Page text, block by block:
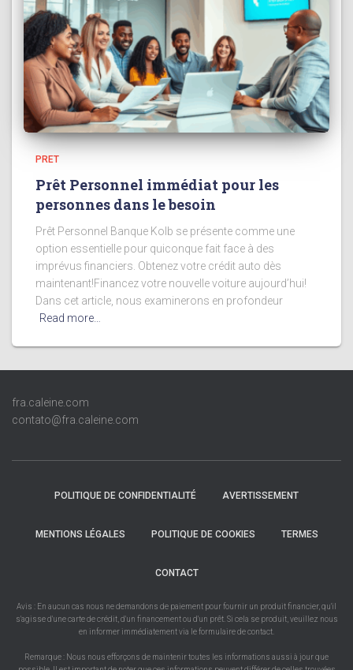
PRET
Prêt Personnel immédiat pour les
personnes dans le besoin
Prêt Personnel Banque Kolb se présente comme une
option essentielle pour quiconque fait face à des
imprévus financiers. Obtenez votre crédit auto dès
maintenant!Financez votre nouvelle voiture aujourd’hui!
Dans cet article, nous examinerons en profondeur
Read more…
fra.caleine.com
contato@fra.caleine.com
POLITIQUE DE CONFIDENTIALITÉ AVERTISSEMENT
MENTIONS LÉGALES POLITIQUE DE COOKIES TERMES
CONTACT
Avis : En aucun cas nous ne demandons de paiement pour fournir un produit financier, qu'il
s'agisse d'une carte de crédit, d'un financement ou d'un prêt. Si cela se produit, veuillez nous
en informer immédiatement via le formulaire de contact.
Remarque : Nous nous efforçons de maintenir toutes les informations aussi à jour que